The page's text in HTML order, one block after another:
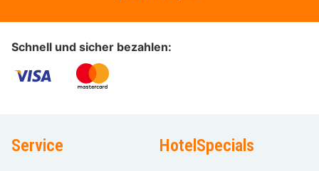
Schnell und sicher bezahlen:
Service HotelSpecials